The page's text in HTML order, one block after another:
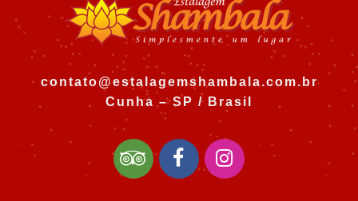
contato@estalagemshambala.com.br
Cunha – SP / Brasil